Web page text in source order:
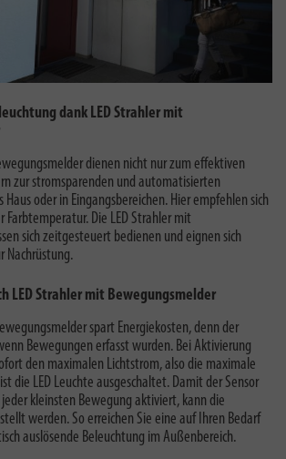
dank LED Strahler mit
dienen nicht nur zum effektiven
zur stromsparenden und automatisierten
Haus oder in Eingangsbereichen. Hier empfehlen sich
Farbtemperatur. Die LED Strahler mit
sich zeitgesteuert bedienen und eignen sich
Nachrüstung.
LED Strahler mit Bewegungsmelder
spart Energiekosten, denn der
Bewegungen erfasst wurden. Bei Aktivierung
den maximalen Lichtstrom, also die maximale
die LED Leuchte ausgeschaltet. Damit der Sensor
kleinsten Bewegung aktiviert, kann die
werden. So erreichen Sie eine auf Ihren Bedarf
auslösende Beleuchtung im Außenbereich.